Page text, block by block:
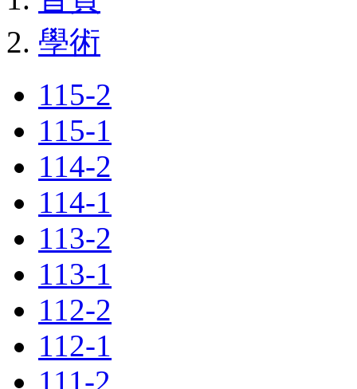
學術
115-2
115-1
114-2
114-1
113-2
113-1
112-2
112-1
111-2